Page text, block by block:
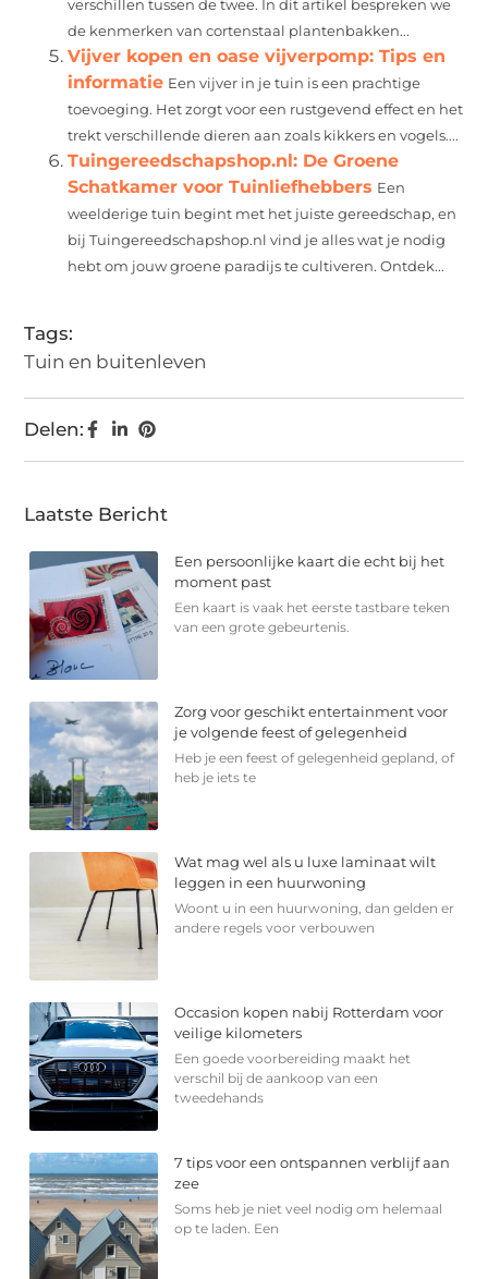
verschillen tussen de twee. In dit artikel bespreken we
de kenmerken van cortenstaal plantenbakken...
Vijver kopen en oase vijverpomp: Tips en
informatie Een vijver in je tuin is een prachtige
toevoeging. Het zorgt voor een rustgevend effect en het
trekt verschillende dieren aan zoals kikkers en vogels....
Tuingereedschapshop.nl: De Groene
Schatkamer voor Tuinliefhebbers Een
weelderige tuin begint met het juiste gereedschap, en
bij Tuingereedschapshop.nl vind je alles wat je nodig
hebt om jouw groene paradijs te cultiveren. Ontdek...
Tags:
Tuin en buitenleven
Delen:
Laatste Bericht
Een persoonlijke kaart die echt bij het
moment past
Een kaart is vaak het eerste tastbare teken
van een grote gebeurtenis.
Zorg voor geschikt entertainment voor
je volgende feest of gelegenheid
Heb je een feest of gelegenheid gepland, of
heb je iets te
Wat mag wel als u luxe laminaat wilt
leggen in een huurwoning
Woont u in een huurwoning, dan gelden er
andere regels voor verbouwen
Occasion kopen nabij Rotterdam voor
veilige kilometers
Een goede voorbereiding maakt het
verschil bij de aankoop van een
tweedehands
7 tips voor een ontspannen verblijf aan
zee
Soms heb je niet veel nodig om helemaal
op te laden. Een